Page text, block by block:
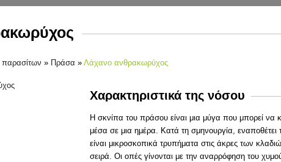
παρασίτων » Πράσα »Λάχανο ανθρακωρύχος
Χαρακτηριστικά της νόσου
Η σκνίπα του πράσου είναι μια μύγα που μπορεί να
μέσα σε μια ημέρα. Κατά τη σμηνουργία,
είναι μικροσκοπικά τρυπήματα στις άκρες των
σειρά. Οι οπές γίνονται με την αναρρόφηση του